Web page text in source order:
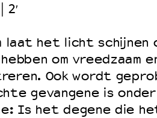
– VNPF
laat het licht schijnen
om vreedzaam
Ook wordt
gevangene is
Is het degene die